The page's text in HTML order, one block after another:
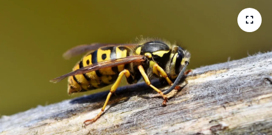
Resmi İlanlar
Rüya Tabirleri
Sağlık